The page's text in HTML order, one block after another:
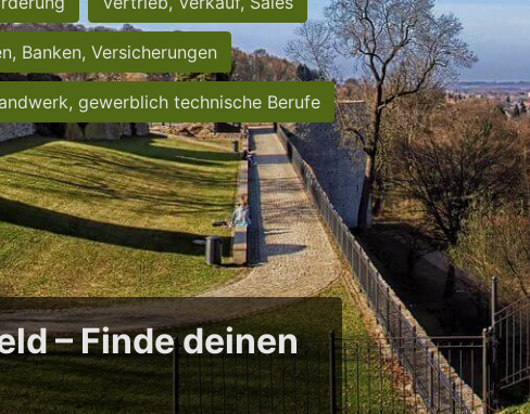
Banken, Versicherungen
gewerblich technische Berufe
– Finde deinen